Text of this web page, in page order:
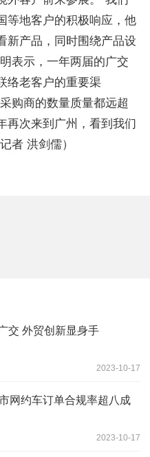
等地客户的积极响应，他
新产品，同时围绕产品设
表示，一年两届的广交
络老客户的重要渠
购商的数量质量都远超
再次来到广州，看到我们
者 洪剑儒）
交 外贸创新显身手
2023-10-17
网约车订单合规率超八成
2023-10-17